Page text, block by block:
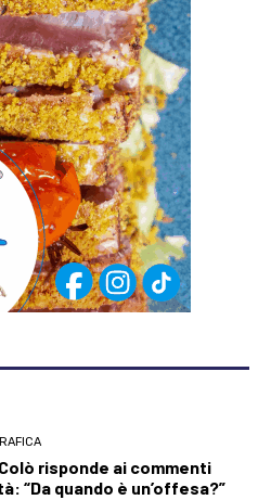
risponde ai commenti
“Da quando è un’offesa?”